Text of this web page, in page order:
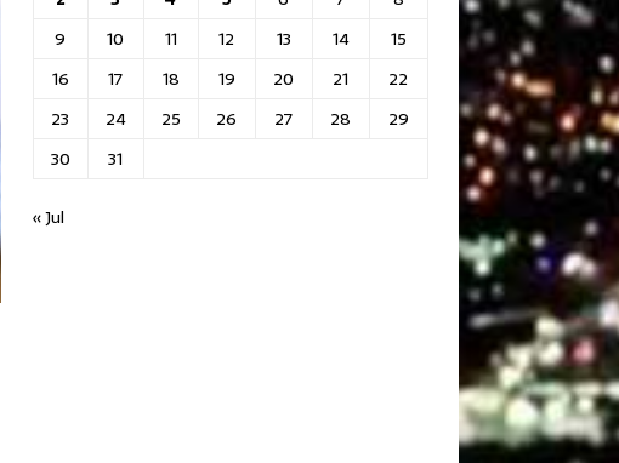
9
10 11 12 13 14
15
16
17 18 19 20 21
22
23
24 25 26 27 28
29
30
31
« Jul